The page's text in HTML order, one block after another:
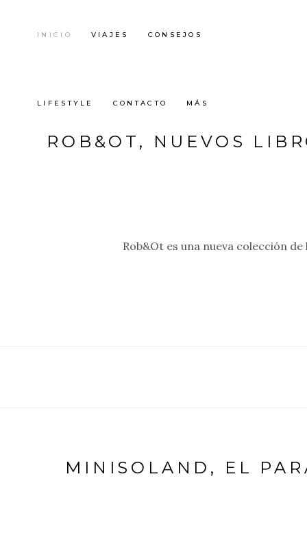
INICIO VIAJES CONSEJOS
LIFESTYLE CONTACTO MÁS
ROB&OT, NUEVOS
Rob&Ot es una nueva colección
MINISOLAND, EL